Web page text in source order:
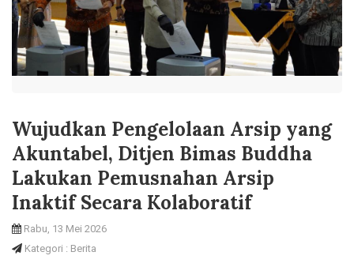
Wujudkan Pengelolaan Arsip yang
Akuntabel, Ditjen Bimas Buddha
Lakukan Pemusnahan Arsip
Inaktif Secara Kolaboratif
Rabu, 13 Mei 2026
Kategori : Berita